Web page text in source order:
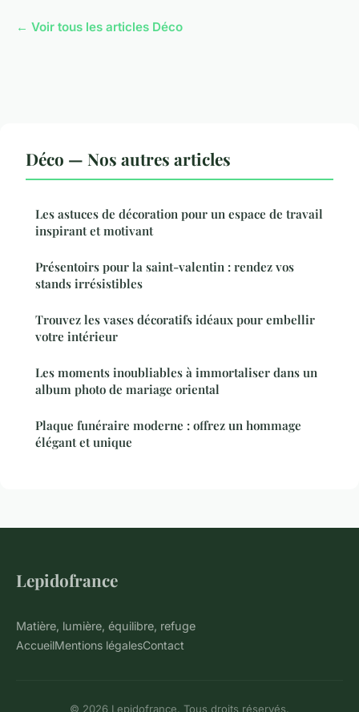
← Voir tous les articles Déco
Déco — Nos autres articles
Les astuces de décoration pour un espace de travail
inspirant et motivant
Présentoirs pour la saint-valentin : rendez vos
stands irrésistibles
Trouvez les vases décoratifs idéaux pour embellir
votre intérieur
Les moments inoubliables à immortaliser dans un
album photo de mariage oriental
Plaque funéraire moderne : offrez un hommage
élégant et unique
Lepidofrance
Matière, lumière, équilibre, refuge
AccueilMentions légalesContact
© 2026 Lepidofrance. Tous droits réservés.